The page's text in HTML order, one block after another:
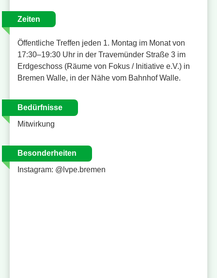
Zeiten
Öffentliche Treffen jeden 1. Montag im Monat von
17:30–19:30 Uhr in der Travemünder Straße 3 im
Erdgeschoss (Räume von Fokus / Initiative e.V.) in
Bremen Walle, in der Nähe vom Bahnhof Walle.
Bedürfnisse
Mitwirkung
Besonderheiten
Instagram: @lvpe.bremen